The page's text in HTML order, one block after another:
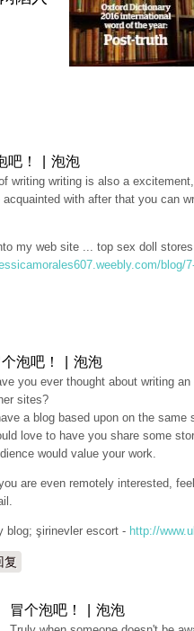
吧！ | 泡泡
writing writing is also a
acquainted with after that you can
my web site ... top sex doll
blog/
个泡吧！ | 泡泡
you ever thought about writing
sites?
a blog based upon on the
love to have you share some
would value your work.
are even remotely interested,
blog; şirinevler escort - http://
复
冒个泡吧！ | 泡泡